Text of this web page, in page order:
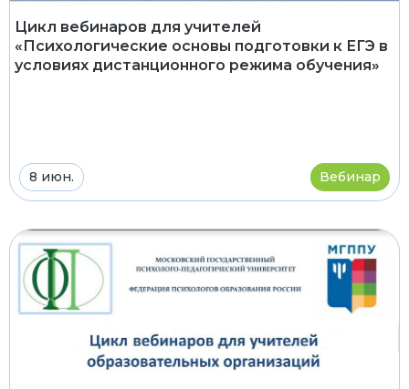
Цикл вебинаров для учителей
«Психологические основы подготовки к ЕГЭ в
условиях дистанционного режима обучения»
8 июн. Вебинар